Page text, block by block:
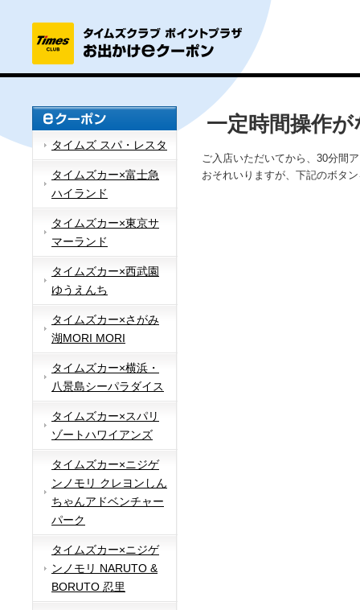
タイムズ スパ・レスタ
タイムズカー×富士急
ハイランド
タイムズカー×東京サ
マーランド
タイムズカー×西武園
ゆうえんち
タイムズカー×さがみ
湖MORI MORI
タイムズカー×横浜・
八景島シーパラダイス
タイムズカー×スパリ
ゾートハワイアンズ
タイムズカー×ニジゲ
ンノモリ クレヨンしん
ちゃんアドベンチャー
パーク
タイムズカー×ニジゲ
ンノモリ NARUTO &
BORUTO 忍里
一定時間操作
ご入店いただいてから、30分間
おそれいりますが、下記のボタ